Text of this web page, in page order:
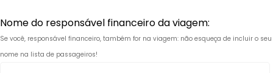
Nome do responsável financeiro da viagem:
Se você, responsável financeiro, também for na viagem: não esqueça de incluir o seu
nome na lista de passageiros!